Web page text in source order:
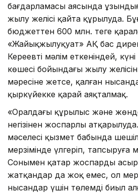
бағдарламасы аясында
жылу желісі қайта құрылуда.
бюджеттен 600 млн. теңге
«Жайықжылуқуат» АҚ бас
Кереевтің мәлім еткеніндей,
көшесі бойындағы жылу желісін
мәресіне жетсе, қалған
қыркүйекке қарай аяқталмақ.
«Оралдағы құрылыс және
негізінен жоспарлы
мәселесі қызмет бабында
мерзімінде үлгеріп, тапсыруға
Сонымен қатар жоспарды
жатқандар да жоқ емес, ол
нысандар үшін төлемді биыл